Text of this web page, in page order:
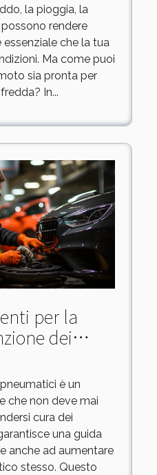
la pioggia, la
rendere
che la tua
Ma come puoi
sia pronta per
In...
per la
dei
tempo
è un
che non deve mai
cura dei
una guida
anche ad aumentare
stesso. Questo